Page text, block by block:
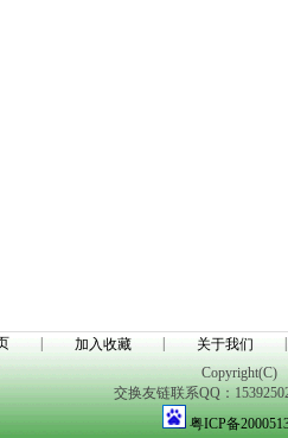
加入收藏 关于我们
Copyright(C)
交换友链联系QQ：
粤ICP备